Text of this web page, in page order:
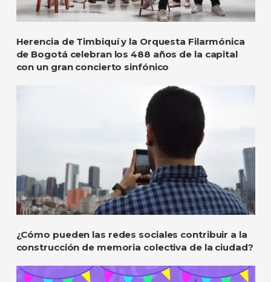
Herencia de Timbiquí y la Orquesta Filarmónica
de Bogotá celebran los 488 años de la capital
con un gran concierto sinfónico
¿Cómo pueden las redes sociales contribuir a la
construcción de memoria colectiva de la ciudad?